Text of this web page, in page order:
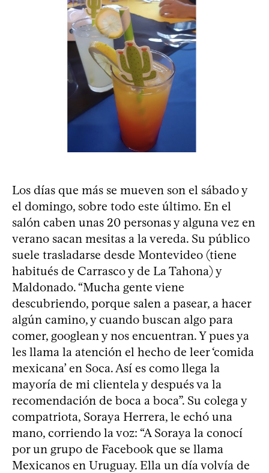
Los días que más se mueven son el sábado y
el domingo, sobre todo este último. En el
salón caben unas 20 personas y alguna vez en
verano sacan mesitas a la vereda. Su público
suele trasladarse desde Montevideo (tiene
habitués de Carrasco y de La Tahona) y
Maldonado. “Mucha gente viene
descubriendo, porque salen a pasear, a hacer
algún camino, y cuando buscan algo para
comer, googlean y nos encuentran. Y pues ya
les llama la atención el hecho de leer ‘comida
mexicana’ en Soca. Así es como llega la
mayoría de mi clientela y después va la
recomendación de boca a boca”. Su colega y
compatriota, Soraya Herrera, le echó una
mano, corriendo la voz: “A Soraya la conocí
por un grupo de Facebook que se llama
Mexicanos en Uruguay. Ella un día volvía de